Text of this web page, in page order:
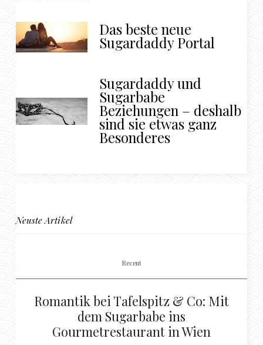
Das beste neue
Sugardaddy Portal
Sugardaddy und
Sugarbabe
Beziehungen – deshalb
sind sie etwas ganz
Besonderes
Neuste Artikel
Recent
Romantik bei Tafelspitz & Co: Mit
dem Sugarbabe ins
Gourmetrestaurant in Wien